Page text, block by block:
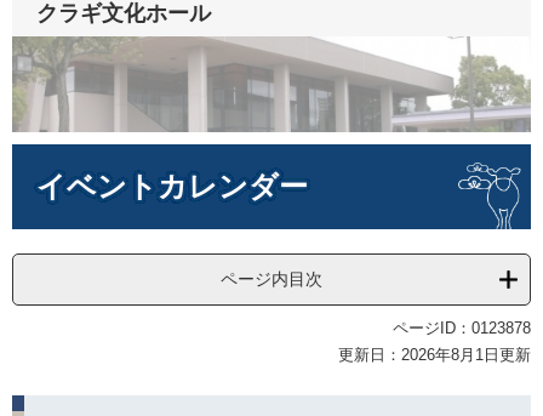
本
文
クラギ文化ホール
イベントカレンダー
ページ内目次
ページID：0123878
更新日：2026年8月1日更新